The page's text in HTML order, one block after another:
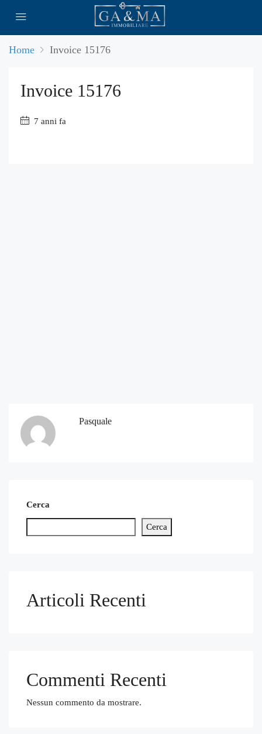
Home Invoice 15176
Invoice 15176
7 anni fa
Pasquale
Cerca
Cerca
Articoli Recenti
Commenti Recenti
Nessun commento da mostrare.